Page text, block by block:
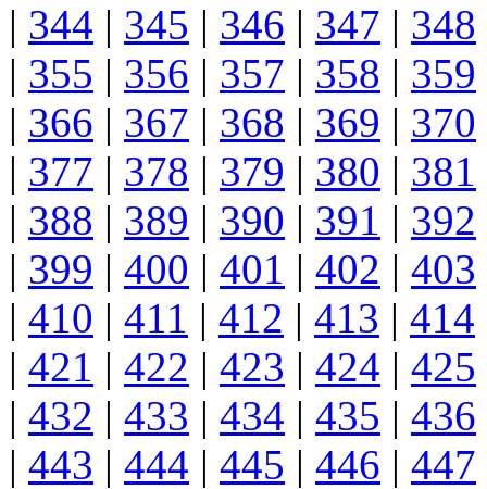
| 344 | 345 | 346 | 347 | 348
| 355 | 356 | 357 | 358 | 359
| 366 | 367 | 368 | 369 | 370
| 377 | 378 | 379 | 380 | 381
| 388 | 389 | 390 | 391 | 392
| 399 | 400 | 401 | 402 | 403
| 410 | 411 | 412 | 413 | 414
| 421 | 422 | 423 | 424 | 425
| 432 | 433 | 434 | 435 | 436
| 443 | 444 | 445 | 446 | 447